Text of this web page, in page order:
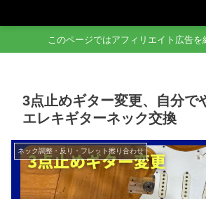
このページではアフィリエイト広告を
3点止めギター変更、自分で
エレキギターネック交換
ネック調整・反り・フレット擦り合わせ